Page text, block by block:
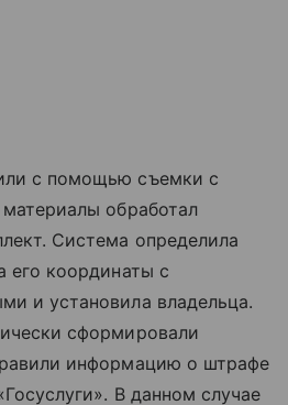
с помощью съемки с
обработал
Система определила
его координаты с
и установила владельца.
сформировали
информацию о штрафе
В данном случае